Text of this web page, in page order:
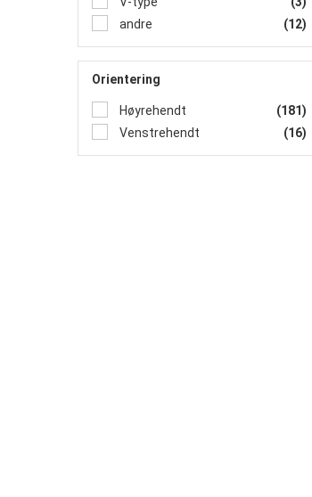
andre
(12)
Orientering
Høyrehendt
(181)
Venstrehendt
(16)